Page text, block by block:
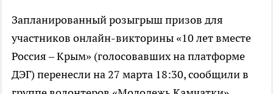
Запланированный розыгрыш призов для
участников онлайн-викторины «10 лет вместе
Россия – Крым» (голосовавших на платформе
ДЭГ) перенесли на 27 марта 18:30, сообщили в